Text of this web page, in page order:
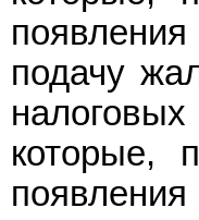
появления
подачу
которые,